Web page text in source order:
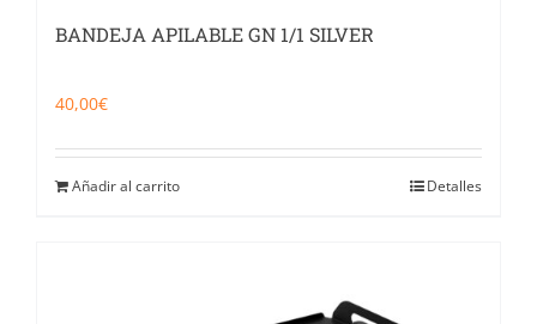
BANDEJA APILABLE GN 1/1 SILVER
40,00€
Añadir al carrito Detalles